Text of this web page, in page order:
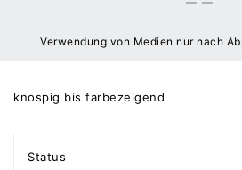
Verwendung von Medien nur nach
knospig bis farbezeigend
Status